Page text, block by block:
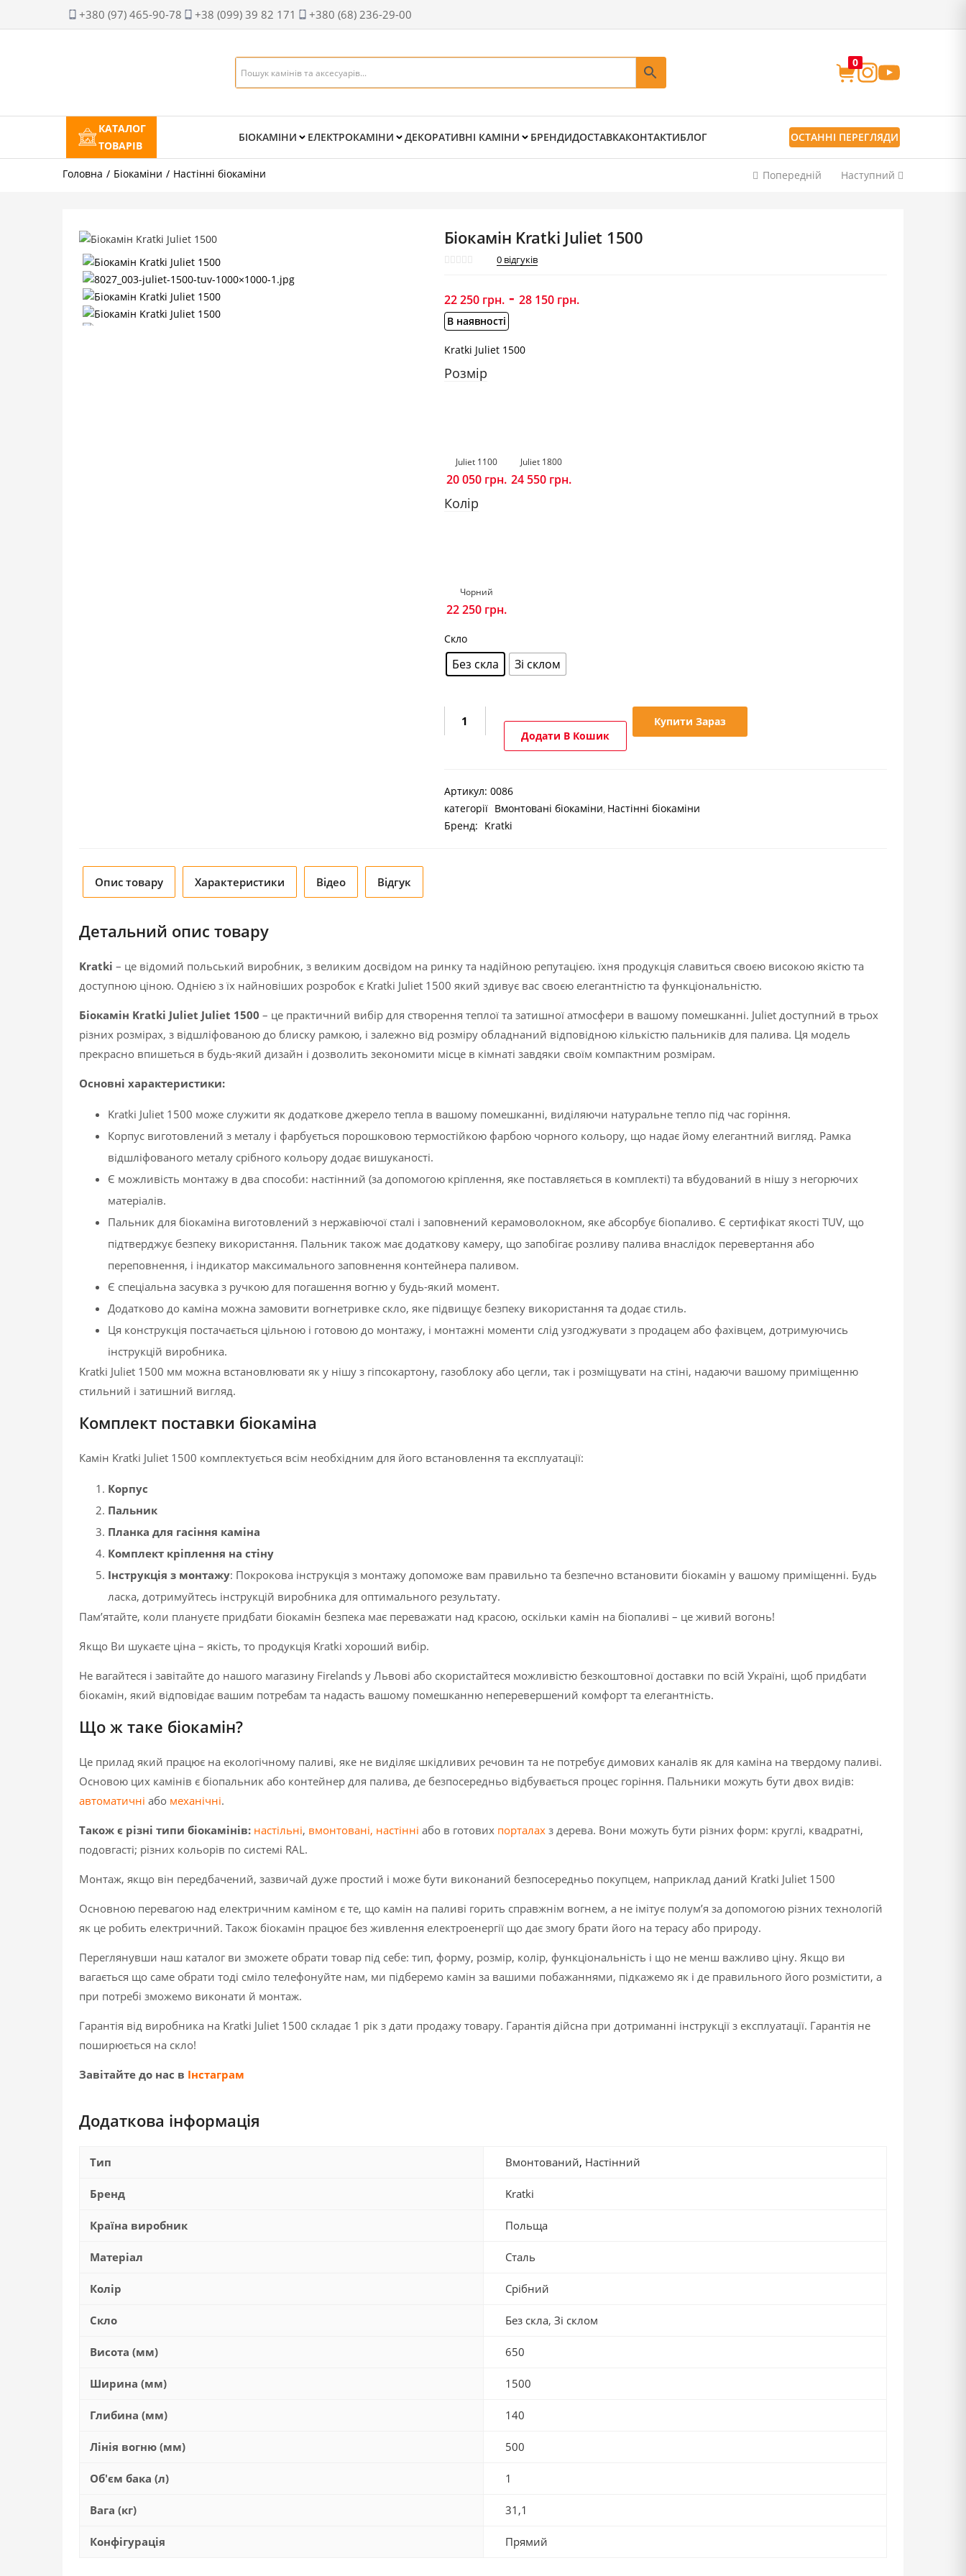
+380 (97) 465-90-78 +38 (099) 39 82 171 +380 (68) 236-29-00
0
КАТАЛОГ
ТОВАРІВ
БІОКАМІНИ ЕЛЕКТРОКАМІНИ ДЕКОРАТИВНІ КАМІНИ БРЕНДИДОСТАВКАКОНТАКТИБЛОГ ОСТАННІ ПЕРЕГЛЯДИ
Головна Біокаміни Настінні біокаміни Попередній Наступний
Біокамін Kratki Juliet 1500
0відгуків
22 250 грн.- 28 150 грн.
В наявності
Kratki Juliet 1500
Розмір
Juliet 1100
20 050 грн.
Juliet 1800
24 550 грн.
Колір
Чорний
22 250 грн.
Скло
Без скла Зі склом
Біокамін
Kratki
Додати В Кошик
Купити Зараз
Артикул: 0086
категорії Вмонтовані біокаміни Настінні біокаміни
Бренд: Kratki
Опис товару Характеристики Відео Відгук
Детальний опис товару
Kratki – це відомий польський виробник, з великим досвідом на ринку та надійною репутацією. їхня продукція славиться своєю високою якістю та
доступною ціною. Однією з їх найновіших розробок є Kratki Juliet 1500 який здивує вас своєю елегантністю та функціональністю.
Біокамін Kratki Juliet Juliet 1500 – це практичний вибір для створення теплої та затишної атмосфери в вашому помешканні. Juliet доступний в трьох
різних розмірах, з відшліфованою до блиску рамкою, і залежно від розміру обладнаний відповідною кількістю пальників для палива. Ця модель
прекрасно впишеться в будь-який дизайн і дозволить зекономити місце в кімнаті завдяки своїм компактним розмірам.
Основні характеристики:
Kratki Juliet 1500 може служити як додаткове джерело тепла в вашому помешканні, виділяючи натуральне тепло під час горіння.
Корпус виготовлений з металу і фарбується порошковою термостійкою фарбою чорного кольору, що надає йому елегантний вигляд. Рамка
відшліфованого металу срібного кольору додає вишуканості.
Є можливість монтажу в два способи: настінний (за допомогою кріплення, яке поставляється в комплекті) та вбудований в нішу з негорючих
матеріалів.
Пальник для біокаміна виготовлений з нержавіючої сталі і заповнений керамоволокном, яке абсорбує біопаливо. Є сертифікат якості TUV, що
підтверджує безпеку використання. Пальник також має додаткову камеру, що запобігає розливу палива внаслідок перевертання або
переповнення, і індикатор максимального заповнення контейнера паливом.
Є спеціальна засувка з ручкою для погашення вогню у будь-який момент.
Додатково до каміна можна замовити вогнетривке скло, яке підвищує безпеку використання та додає стиль.
Ця конструкція постачається цільною і готовою до монтажу, і монтажні моменти слід узгоджувати з продацем або фахівцем, дотримуючись
інструкцій виробника.
Kratki Juliet 1500 мм можна встановлювати як у нішу з гіпсокартону, газоблоку або цегли, так і розміщувати на стіні, надаючи вашому приміщенню
стильний і затишний вигляд.
Комплект поставки біокаміна
Камін Kratki Juliet 1500 комплектується всім необхідним для його встановлення та експлуатації:
Корпус
Пальник
Планка для гасіння каміна
Комплект кріплення на стіну
Інструкція з монтажу: Покрокова інструкція з монтажу допоможе вам правильно та безпечно встановити біокамін у вашому приміщенні. Будь
ласка, дотримуйтесь інструкцій виробника для оптимального результату.
Пам’ятайте, коли плануєте придбати біокамін безпека має переважати над красою, оскільки камін на біопаливі – це живий вогонь!
Якщо Ви шукаєте ціна – якість, то продукція Kratki хороший вибір.
Не вагайтеся і завітайте до нашого магазину Firelands у Львові або скористайтеся можливістю безкоштовної доставки по всій Україні, щоб придбати
біокамін, який відповідає вашим потребам та надасть вашому помешканню неперевершений комфорт та елегантність.
Що ж таке біокамін?
Це прилад який працює на екологічному паливі, яке не виділяє шкідливих речовин та не потребує димових каналів як для каміна на твердому паливі.
Основою цих камінів є біопальник або контейнер для палива, де безпосередньо відбувається процес горіння. Пальники можуть бути двох видів:
автоматичні або механічні.
Також є різні типи біокамінів: настільні, вмонтовані, настінні або в готових порталах з дерева. Вони можуть бути різних форм: круглі, квадратні,
подовгасті; різних кольорів по системі RAL.
Монтаж, якщо він передбачений, зазвичай дуже простий і може бути виконаний безпосередньо покупцем, наприклад даний Kratki Juliet 1500
Основною перевагою над електричним каміном є те, що камін на паливі горить справжнім вогнем, а не імітує полум’я за допомогою різних технологій
як це робить електричний. Також біокамін працює без живлення електроенергії що дає змогу брати його на терасу або природу.
Переглянувши наш каталог ви зможете обрати товар під себе: тип, форму, розмір, колір, функціональність і що не менш важливо ціну. Якщо ви
вагається що саме обрати тоді сміло телефонуйте нам, ми підберемо камін за вашими побажаннями, підкажемо як і де правильного його розмістити, а
при потребі зможемо виконати й монтаж.
Гарантія від виробника на Kratki Juliet 1500 складає 1 рік з дати продажу товару. Гарантія дійсна при дотриманні інструкції з експлуатації. Гарантія не
поширюється на скло!
Завітайте до нас в Інстаграм
Додаткова інформація
Тип Вмонтований, Настінний
Бренд Kratki
Країна виробник Польща
Матеріал Сталь
Колір Срібний
Скло Без скла, Зі склом
Висота (мм) 650
Ширина (мм) 1500
Глибина (мм) 140
Лінія вогню (мм) 500
Об'єм бака (л) 1
Вага (кг) 31,1
Конфігурація Прямий